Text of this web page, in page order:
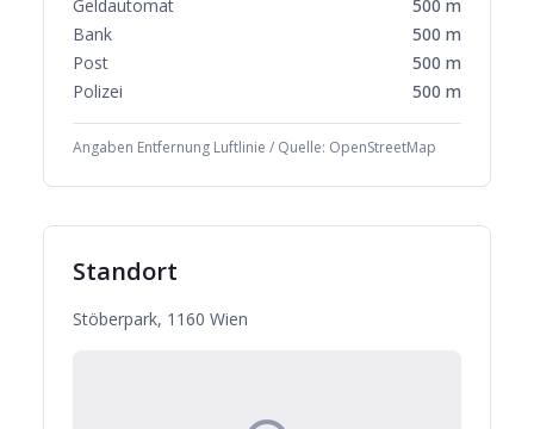
Geldautomat
500 m
Bank
500 m
Post
500 m
Polizei
500 m
Angaben Entfernung Luftlinie / Quelle: OpenStreetMap
Standort
Stöberpark, 1160 Wien